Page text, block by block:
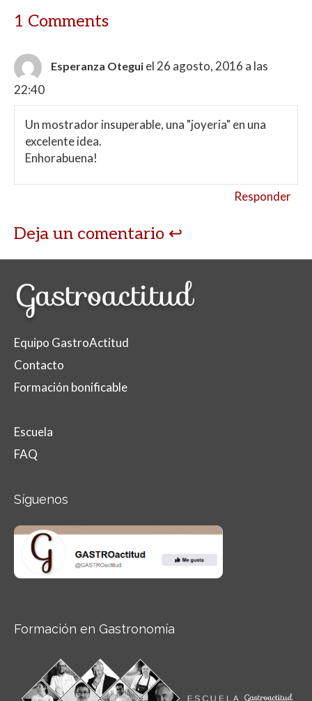
1 Comments
Esperanza Otegui el 26 agosto, 2016 a las
22:40
Un mostrador insuperable, una "joyeria" en una
excelente idea.
Enhorabuena!
Responder
Deja un comentario
Equipo GastroActitud
Contacto
Formación bonificable
Escuela
FAQ
Síguenos
Formación en Gastronomía